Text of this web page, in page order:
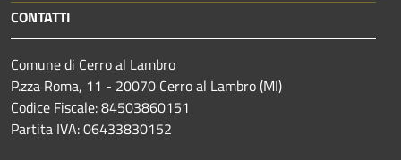
CONTATTI
Comune di Cerro al Lambro
P.zza Roma, 11 - 20070 Cerro al Lambro (MI)
Codice Fiscale: 84503860151
Partita IVA: 06433830152